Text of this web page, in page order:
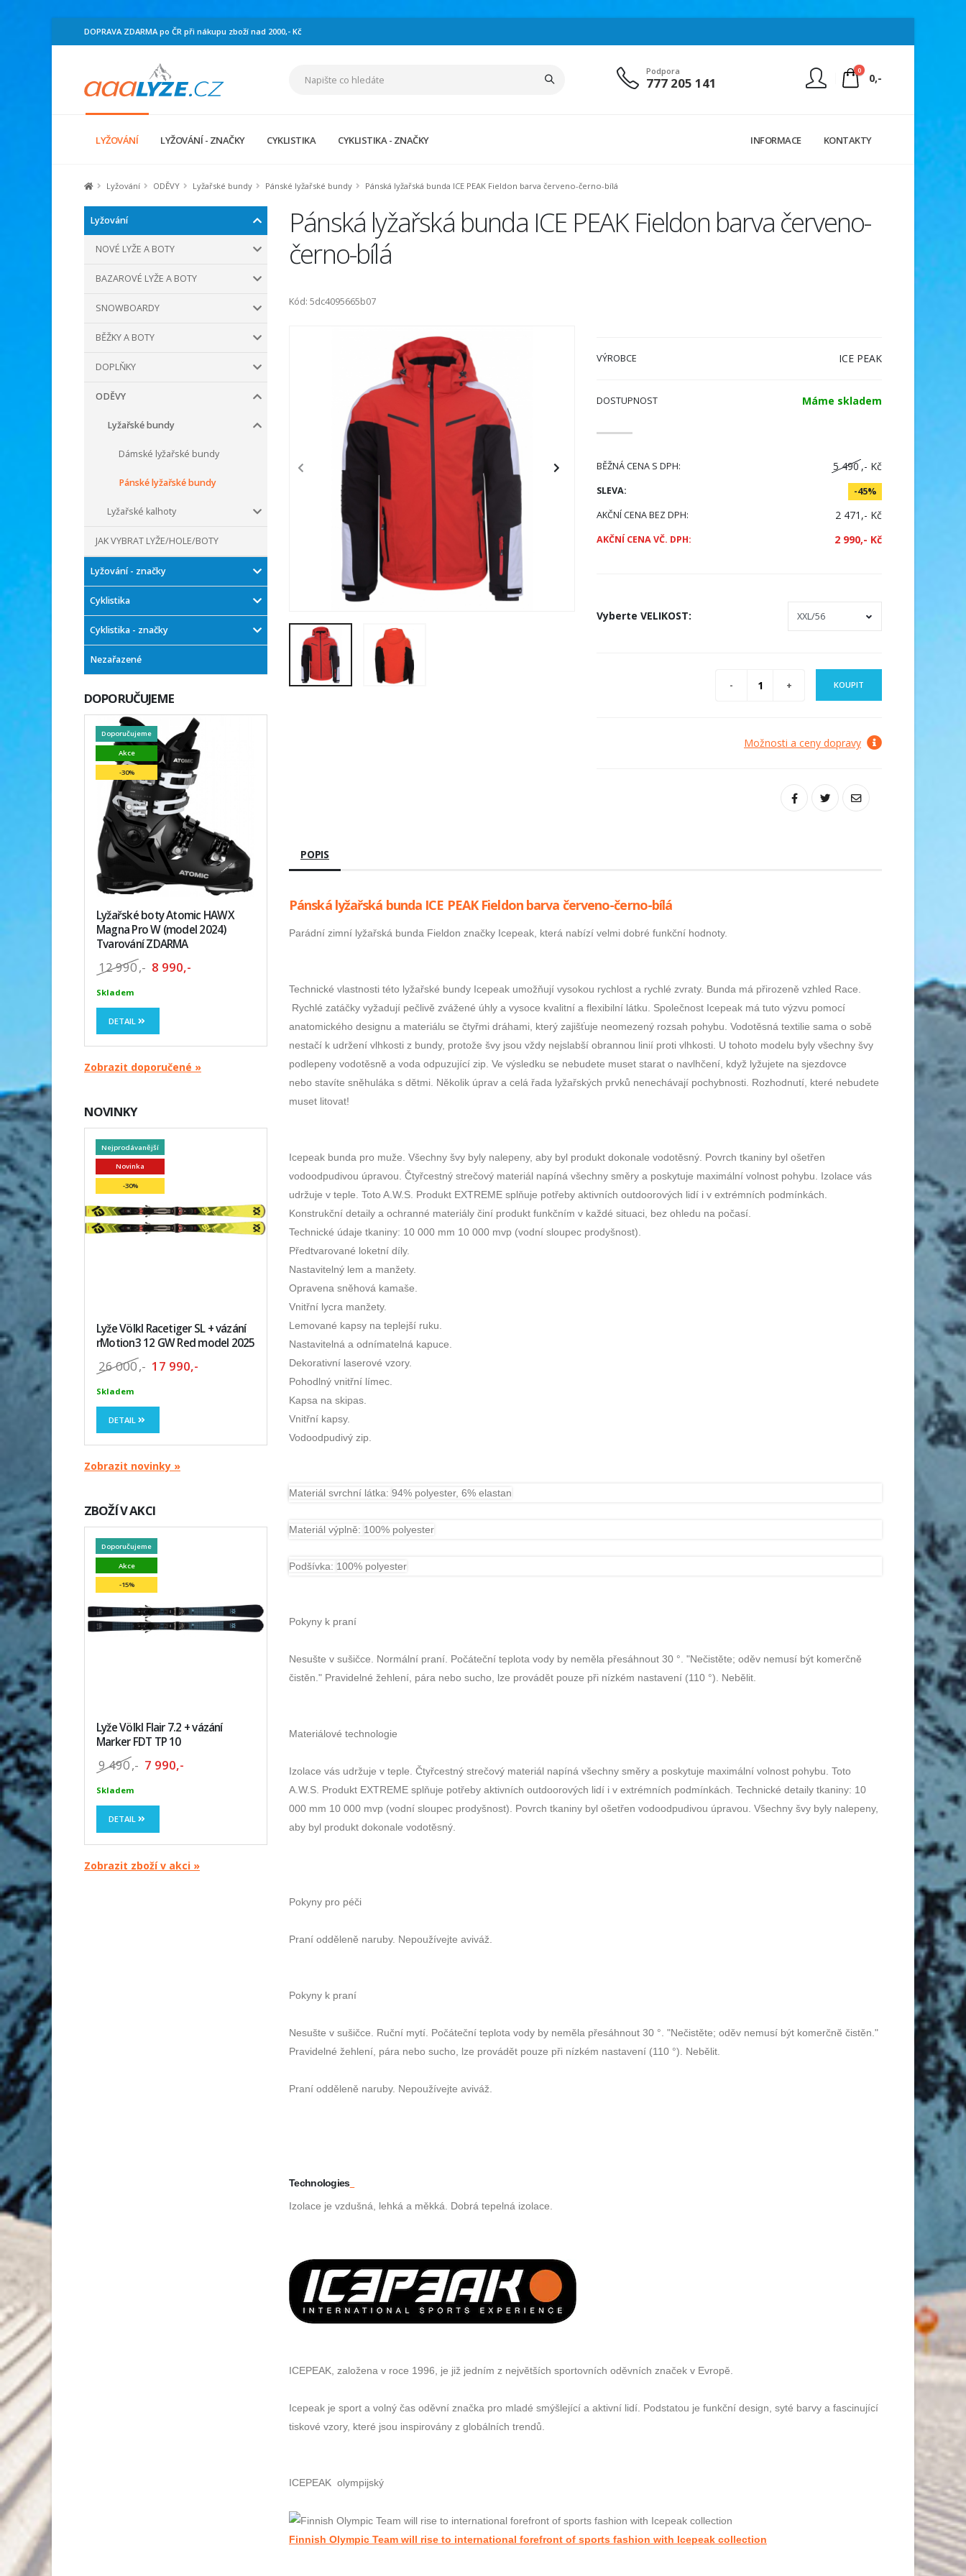
DOPRAVA ZDARMA po ČR při nákupu zboží nad 2000,- Kč
Podpora
777 205 141
0
0,-
LYŽOVÁNÍ LYŽOVÁNÍ - ZNAČKY CYKLISTIKA CYKLISTIKA - ZNAČKY INFORMACE KONTAKTY
Lyžování ODĚVY Lyžařské bundy Pánské lyžařské bundy Pánská lyžařská bunda ICE PEAK Fieldon barva červeno-černo-bílá
Lyžování
NOVÉ LYŽE A BOTY
BAZAROVÉ LYŽE A BOTY
SNOWBOARDY
BĚŽKY A BOTY
DOPLŇKY
ODĚVY
Lyžařské bundy
Dámské lyžařské bundy
Pánské lyžařské bundy
Lyžařské kalhoty
JAK VYBRAT LYŽE/HOLE/BOTY
Lyžování - značky
Cyklistika
Cyklistika - značky
Nezařazené
DOPORUČUJEME
Doporučujeme
Akce
-30%
Lyžařské boty Atomic HAWX
Magna Pro W (model 2024)
Tvarování ZDARMA
12 990,- 8 990,-
Skladem
DETAIL
Zobrazit doporučené »
NOVINKY
Nejprodávanější
Novinka
-30%
Lyže Völkl Racetiger SL + vázání
rMotion3 12 GW Red model 2025
26 000,- 17 990,-
Skladem
DETAIL
Zobrazit novinky »
ZBOŽÍ V AKCI
Doporučujeme
Akce
-15%
Lyže Völkl Flair 7.2 + vázání
Marker FDT TP 10
9 490,- 7 990,-
Skladem
DETAIL
Zobrazit zboží v akci »
Pánská lyžařská bunda ICE PEAK Fieldon barva červeno-
černo-bílá
Kód: 5dc4095665b07
VÝROBCE ICE PEAK
DOSTUPNOST Máme skladem
BĚŽNÁ CENA S DPH: 5 490 ,- Kč
SLEVA:
-45%
AKČNÍ CENA BEZ DPH:
2 471,- Kč
AKČNÍ CENA VČ. DPH: 2 990,- Kč
Vyberte VELIKOST:
KOUPIT
Možnosti a ceny dopravy
POPIS
Pánská lyžařská bunda ICE PEAK Fieldon barva červeno-černo-bílá
Parádní zimní lyžařská bunda Fieldon značky Icepeak, která nabízí velmi dobré funkční hodnoty.
Technické vlastnosti této lyžařské bundy Icepeak umožňují vysokou rychlost a rychlé zvraty. Bunda má přirozeně vzhled Race.
Rychlé zatáčky vyžadují pečlivě zvážené úhly a vysoce kvalitní a flexibilní látku. Společnost Icepeak má tuto výzvu pomocí
anatomického designu a materiálu se čtyřmi dráhami, který zajišťuje neomezený rozsah pohybu. Vodotěsná textilie sama o sobě
nestačí k udržení vlhkosti z bundy, protože švy jsou vždy nejslabší obrannou linií proti vlhkosti. U tohoto modelu byly všechny švy
podlepeny vodotěsně a voda odpuzující zip. Ve výsledku se nebudete muset starat o navlhčení, když lyžujete na sjezdovce
nebo stavíte sněhuláka s dětmi. Několik úprav a celá řada lyžařských prvků nenechávají pochybnosti. Rozhodnutí, které nebudete
muset litovat!
Icepeak bunda pro muže. Všechny švy byly nalepeny, aby byl produkt dokonale vodotěsný. Povrch tkaniny byl ošetřen
vodoodpudivou úpravou. Čtyřcestný strečový materiál napíná všechny směry a poskytuje maximální volnost pohybu. Izolace vás
udržuje v teple. Toto A.W.S. Produkt EXTREME splňuje potřeby aktivních outdoorových lidí i v extrémních podmínkách.
Konstrukční detaily a ochranné materiály činí produkt funkčním v každé situaci, bez ohledu na počasí.
Technické údaje tkaniny: 10 000 mm 10 000 mvp (vodní sloupec prodyšnost).
Předtvarované loketní díly.
Nastavitelný lem a manžety.
Opravena sněhová kamaše.
Vnitřní lycra manžety.
Lemované kapsy na teplejší ruku.
Nastavitelná a odnímatelná kapuce.
Dekorativní laserové vzory.
Pohodlný vnitřní límec.
Kapsa na skipas.
Vnitřní kapsy.
Vodoodpudivý zip.
Materiál svrchní látka: 94% polyester, 6% elastan
Materiál výplně: 100% polyester
Podšívka: 100% polyester
Pokyny k praní
Nesušte v sušičce. Normální praní. Počáteční teplota vody by neměla přesáhnout 30 °. "Nečistěte; oděv nemusí být komerčně
čistěn." Pravidelné žehlení, pára nebo sucho, lze provádět pouze při nízkém nastavení (110 °). Nebělit.
Materiálové technologie
Izolace vás udržuje v teple. Čtyřcestný strečový materiál napíná všechny směry a poskytuje maximální volnost pohybu. Toto
A.W.S. Produkt EXTREME splňuje potřeby aktivních outdoorových lidí i v extrémních podmínkách. Technické detaily tkaniny: 10
000 mm 10 000 mvp (vodní sloupec prodyšnost). Povrch tkaniny byl ošetřen vodoodpudivou úpravou. Všechny švy byly nalepeny,
aby byl produkt dokonale vodotěsný.
Pokyny pro péči
Praní odděleně naruby. Nepoužívejte aviváž.
Pokyny k praní
Nesušte v sušičce. Ruční mytí. Počáteční teplota vody by neměla přesáhnout 30 °. "Nečistěte; oděv nemusí být komerčně čistěn."
Pravidelné žehlení, pára nebo sucho, lze provádět pouze při nízkém nastavení (110 °). Nebělit.
Praní odděleně naruby. Nepoužívejte aviváž.
Technologies
Izolace je vzdušná lehká a měkká. Dobrá tepelná izolace.
ICEPEAK, založena v roce 1996, je již jedním z největších sportovních oděvních značek v Evropě.
Icepeak je sport a volný čas oděvní značka pro mladé smýšlející a aktivní lidí. Podstatou je funkční design, syté barvy a fascinující
tiskové vzory, které jsou inspirovány z globálních trendů.
ICEPEAK olympijský
Finnish Olympic Team will rise to international forefront of sports fashion with Icepeak collection